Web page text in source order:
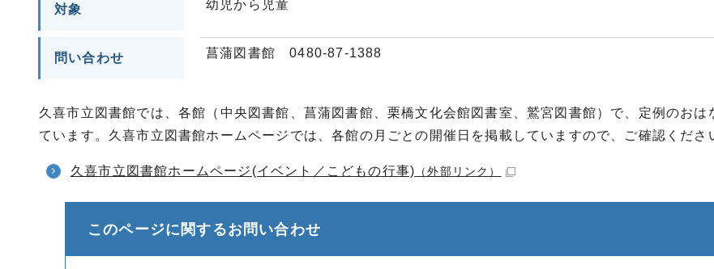
対象 幼児から児童
問い合わせ 菖蒲図書館 0480-87-1388
久喜市立図書館では、各館（中央図書館、菖蒲図書館、栗橋文化会館図書室、鷲宮図書館）で、定例のおは
ています。久喜市立図書館ホームページでは、各館の月ごとの開催日を掲載していますので、ご確認くださ
久喜市立図書館ホームページ(イベント／こどもの行事) （外部リンク）
このページに関するお問い合わせ